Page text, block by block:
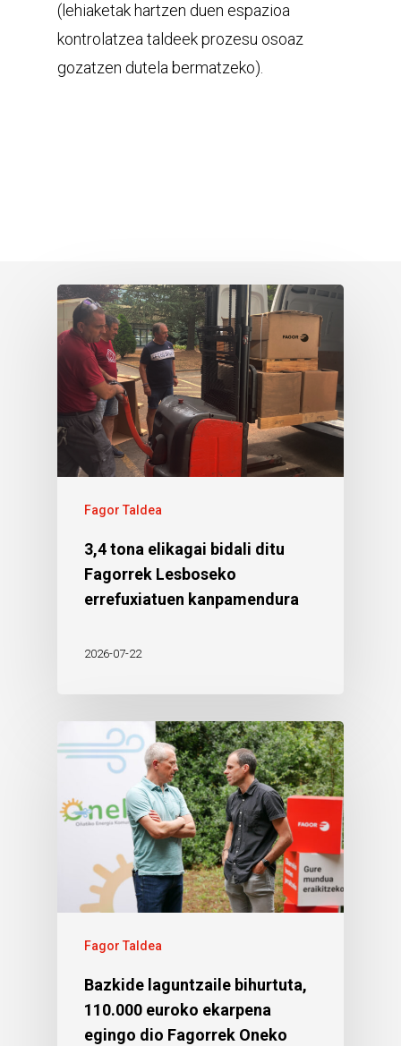
(lehiaketak hartzen duen espazioa
kontrolatzea taldeek prozesu osoaz
gozatzen dutela bermatzeko).
Fagor Taldea
3,4 tona elikagai bidali ditu
Fagorrek Lesboseko
errefuxiatuen kanpamendura
2026-07-22
Fagor Taldea
Bazkide laguntzaile bihurtuta,
110.000 euroko ekarpena
egingo dio Fagorrek Oneko